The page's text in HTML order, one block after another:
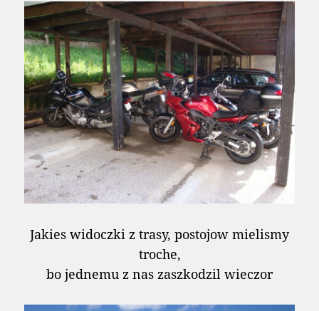
Jakies widoczki z trasy, postojow mielismy
troche,
bo jednemu z nas zaszkodzil wieczor